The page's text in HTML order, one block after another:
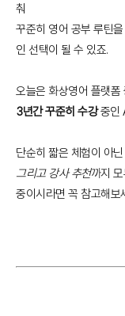
춰
꾸준히 영어 공부 루틴
인 선택이 될 수 있죠.
오늘은 화상영어 플랫폼
3년간 꾸준히 수강중인
단순히 짧은 체험이 아
그리고 강사 추천까지
중이시라면 꼭 참고해보